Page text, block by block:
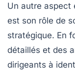
Un autre aspect
est son rôle de
stratégique. En
détaillés et des
dirigeants à